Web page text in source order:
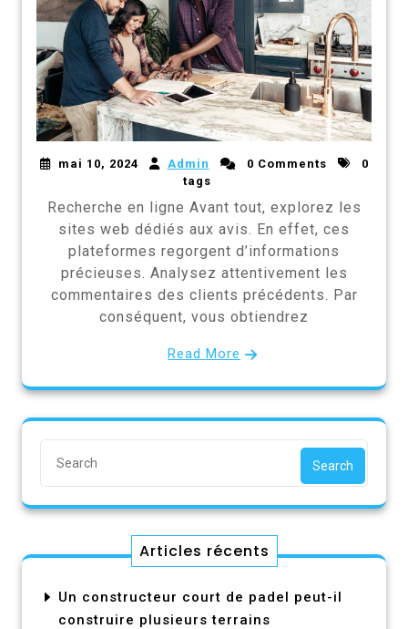
mai 10, 2024 Admin 0 Comments
0
tags
Recherche en ligne Avant tout, explorez les
sites web dédiés aux avis. En effet, ces
plateformes regorgent d’informations
précieuses. Analysez attentivement les
commentaires des clients précédents. Par
conséquent, vous obtiendrez
Read More
Search
Articles récents
Un constructeur court de padel peut-il
construire plusieurs terrains